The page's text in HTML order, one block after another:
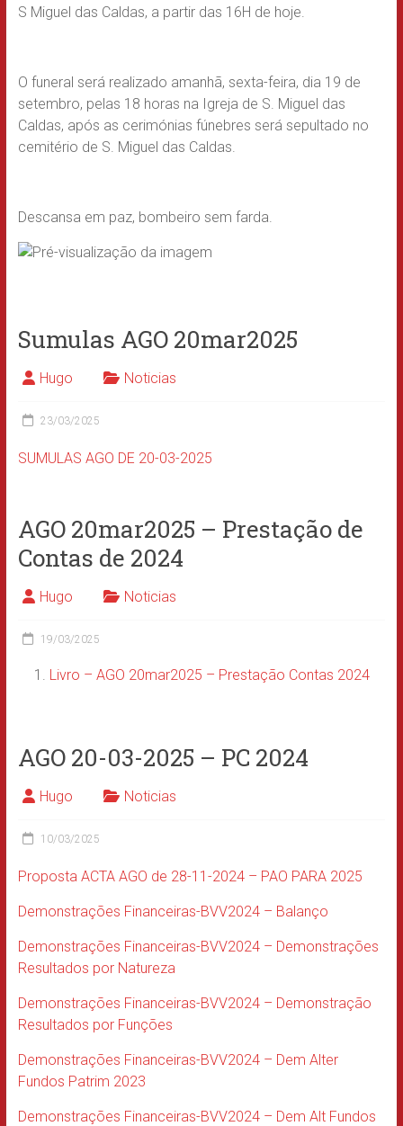
S Miguel das Caldas, a partir das 16H de hoje.
O funeral será realizado amanhã, sexta-feira, dia 19 de
setembro, pelas 18 horas na Igreja de S. Miguel das
Caldas, após as cerimónias fúnebres será sepultado no
cemitério de S. Miguel das Caldas.
Descansa em paz, bombeiro sem farda.
Sumulas AGO 20mar2025
Hugo Noticias
23/03/2025
SUMULAS AGO DE 20-03-2025
AGO 20mar2025 – Prestação de
Contas de 2024
Hugo Noticias
19/03/2025
Livro – AGO 20mar2025 – Prestação Contas 2024
AGO 20-03-2025 – PC 2024
Hugo Noticias
10/03/2025
Proposta ACTA AGO de 28-11-2024 – PAO PARA 2025
Demonstrações Financeiras-BVV2024 – Balanço
Demonstrações Financeiras-BVV2024 – Demonstrações
Resultados por Natureza
Demonstrações Financeiras-BVV2024 – Demonstração
Resultados por Funções
Demonstrações Financeiras-BVV2024 – Dem Alter
Fundos Patrim 2023
Demonstrações Financeiras-BVV2024 – Dem Alt Fundos